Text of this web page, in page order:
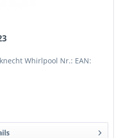
Whirlpool Nr.: EAN: